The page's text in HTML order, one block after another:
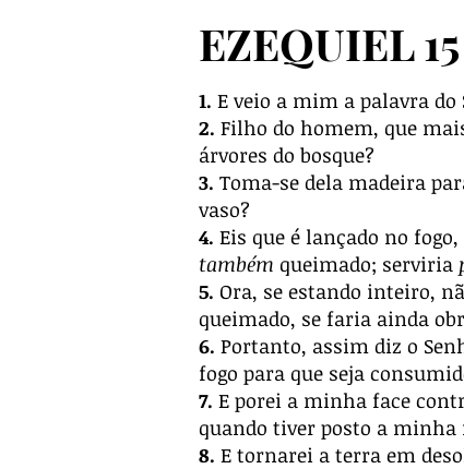
EZEQUIEL 15
1. E veio a mim a palavra do
2. Filho do homem, que
árvores do bosque?
3. Toma-se dela madeira
vaso?
4. Eis que é lançado no
também queimado; serviria
5. Ora, se estando inteiro,
queimado, se faria ainda
6. Portanto, assim diz o
fogo para que seja
7. E porei a minha face
quando tiver posto a minha
8. E tornarei a terra em